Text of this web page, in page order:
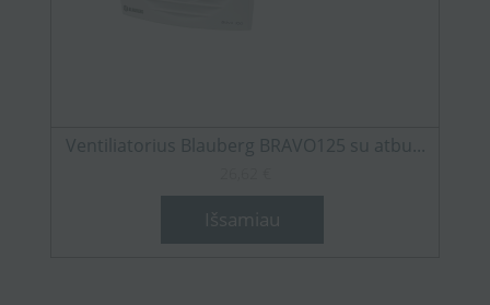
Ventiliatorius Blauberg BRAVO125 su atbu...
Išsamiau